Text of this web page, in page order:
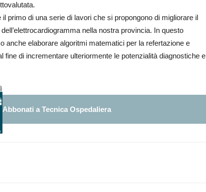
primo di una serie di lavori che si propongono di migliorare il
nella nostra provincia. In questo
anche elaborare algoritmi matematici per la refertazione e
fine di incrementare ulteriormente le potenzialità diagnostiche e
Abbonati a Tecnica Ospedaliera